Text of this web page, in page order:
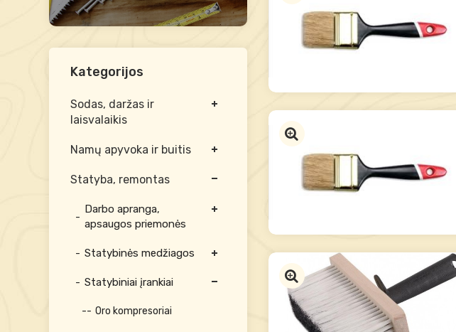
Kategorijos
Sodas, daržas ir
laisvalaikis
Namų apyvoka ir buitis
Statyba, remontas
Darbo apranga,
apsaugos priemonės
Statybinės medžiagos
Statybiniai įrankiai
Oro kompresoriai